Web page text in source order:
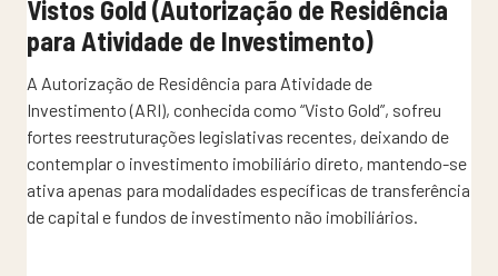
Vistos Gold (Autorização de Residência
para Atividade de Investimento)
A Autorização de Residência para Atividade de
Investimento (ARI), conhecida como “Visto Gold”, sofreu
fortes reestruturações legislativas recentes, deixando de
contemplar o investimento imobiliário direto, mantendo-se
ativa apenas para modalidades específicas de transferência
de capital e fundos de investimento não imobiliários.